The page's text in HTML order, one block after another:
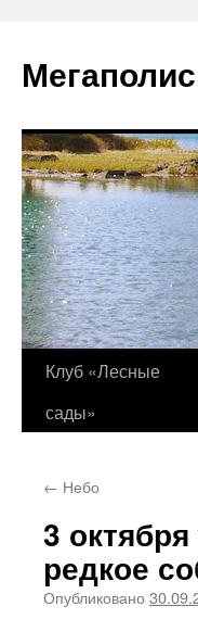
содержимому
Клуб «Лесные
сады»
← Небо
3
редкое
Опубликовано